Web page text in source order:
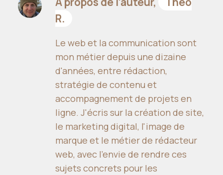
R.
Le web et la communication sont
mon métier depuis une dizaine
d'années, entre rédaction,
stratégie de contenu et
accompagnement de projets en
ligne. J'écris sur la création de site,
le marketing digital, l'image de
marque et le métier de rédacteur
web, avec l'envie de rendre ces
sujets concrets pour les